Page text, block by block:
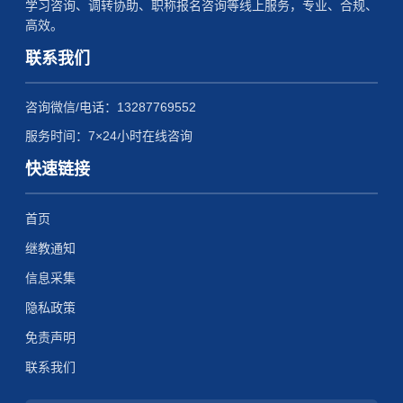
学习咨询、调转协助、职称报名咨询等线上服务，专业、合规、
高效。
联系我们
咨询微信/电话：13287769552
服务时间：7×24小时在线咨询
快速链接
首页
继教通知
信息采集
隐私政策
免责声明
联系我们